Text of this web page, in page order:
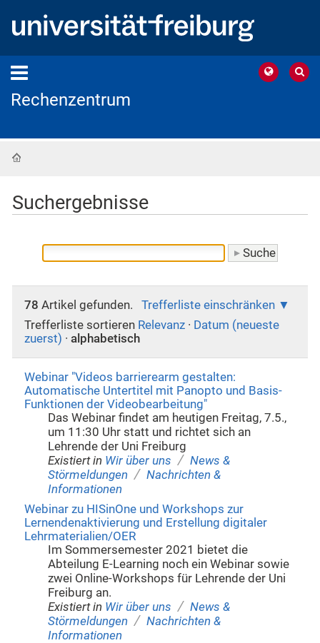
Rechenzentrum
Suchergebnisse
78 Artikel gefunden.
Trefferliste einschränken
Trefferliste sortieren Relevanz · Datum (neueste
zuerst) · alphabetisch
Webinar "Videos barrierearm gestalten:
Automatische Untertitel mit Panopto und Basis-
Funktionen der Videobearbeitung"
Das Webinar findet am heutigen Freitag, 7.5.,
um 11:30 Uhr statt und richtet sich an
Lehrende der Uni Freiburg
Existiert in Wir über uns / News &
Störmeldungen / Nachrichten &
Informationen
Webinar zu HISinOne und Workshops zur
Lernendenaktivierung und Erstellung digitaler
Lehrmaterialien/OER
Im Sommersemester 2021 bietet die
Abteilung E-Learning noch ein Webinar sowie
zwei Online-Workshops für Lehrende der Uni
Freiburg an.
Existiert in Wir über uns / News &
Störmeldungen / Nachrichten &
Informationen